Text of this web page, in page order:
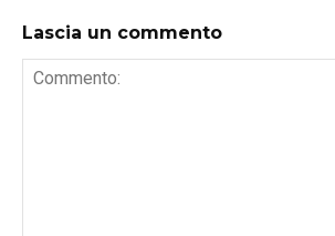
Lascia un commento